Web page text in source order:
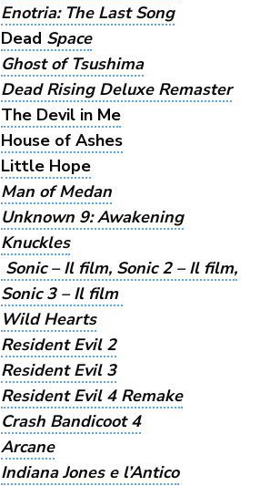
Enotria: The Last Song
Dead Space
Ghost of Tsushima
Dead Rising Deluxe Remaster
The Devil in Me
House of Ashes
Little Hope
Man of Medan
Unknown 9: Awakening
Knuckles
Sonic – Il film, Sonic 2 – Il film,
Sonic 3 – Il film
Wild Hearts
Resident Evil 2
Resident Evil 3
Resident Evil 4 Remake
Crash Bandicoot 4
Arcane
Indiana Jones e l’Antico